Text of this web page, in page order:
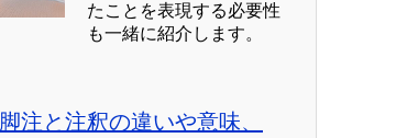
たことを表現する必要性
も一緒に紹介します。
脚注と注釈の違いや意味、